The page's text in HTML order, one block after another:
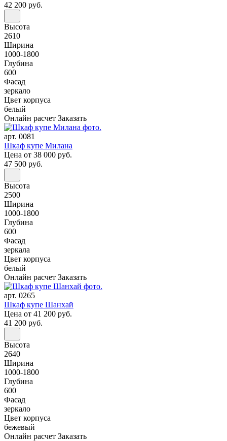
42 200 руб.
Высота
2610
Ширина
1000-1800
Глубина
600
Фасад
зеркало
Цвет корпуса
белый
Онлайн расчет Заказать
арт. 0081
Шкаф купе Милана
Цена от 38 000 руб.
47 500 руб.
Высота
2500
Ширина
1000-1800
Глубина
600
Фасад
зеркала
Цвет корпуса
белый
Онлайн расчет Заказать
арт. 0265
Шкаф купе Шанхай
Цена от 41 200 руб.
41 200 руб.
Высота
2640
Ширина
1000-1800
Глубина
600
Фасад
зеркало
Цвет корпуса
бежевый
Онлайн расчет Заказать